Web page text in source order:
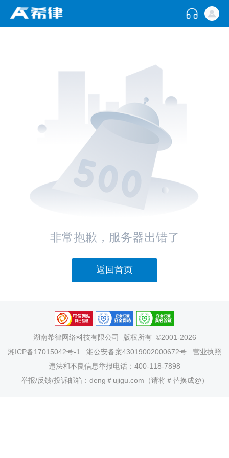
非常抱歉，服务器出错了
返回首页
湖南希律网络科技有限公司
版权所有 ©2001-2026
湘ICP备17015042号-1
湘公安备案43019002000672号
营业执照
违法和不良信息举报电话：400-118-7898
举报/反馈/投诉邮箱：deng＃ujigu.com（请将＃替换成@）